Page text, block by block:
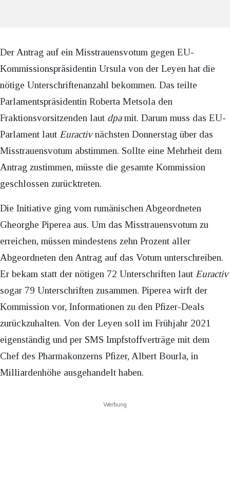
Der Antrag auf ein Misstrauensvotum gegen EU-
Kommissionspräsidentin Ursula von der Leyen hat die
nötige Unterschriftenanzahl bekommen. Das teilte
Parlamentspräsidentin Roberta Metsola den
Fraktionsvorsitzenden laut dpamit. Darum muss das EU-
Parlament laut Euractivnächsten Donnerstag über das
Misstrauensvotum abstimmen. Sollte eine Mehrheit dem
Antrag zustimmen, müsste die gesamte Kommission
geschlossen zurücktreten.
Die Initiative ging vom rumänischen Abgeordneten
Gheorghe Piperea aus. Um das Misstrauensvotum zu
erreichen, müssen mindestens zehn Prozent aller
Abgeordneten den Antrag auf das Votum unterschreiben.
Er bekam statt der nötigen 72 Unterschriften laut Euractiv
sogar 79 Unterschriften zusammen. Piperea wirft der
Kommission vor, Informationen zu den Pfizer-Deals
zurückzuhalten. Von der Leyen soll im Frühjahr 2021
eigenständig und per SMS Impfstoffverträge mit dem
Chef des Pharmakonzerns Pfizer, Albert Bourla, in
Milliardenhöhe ausgehandelt haben.
Werbung